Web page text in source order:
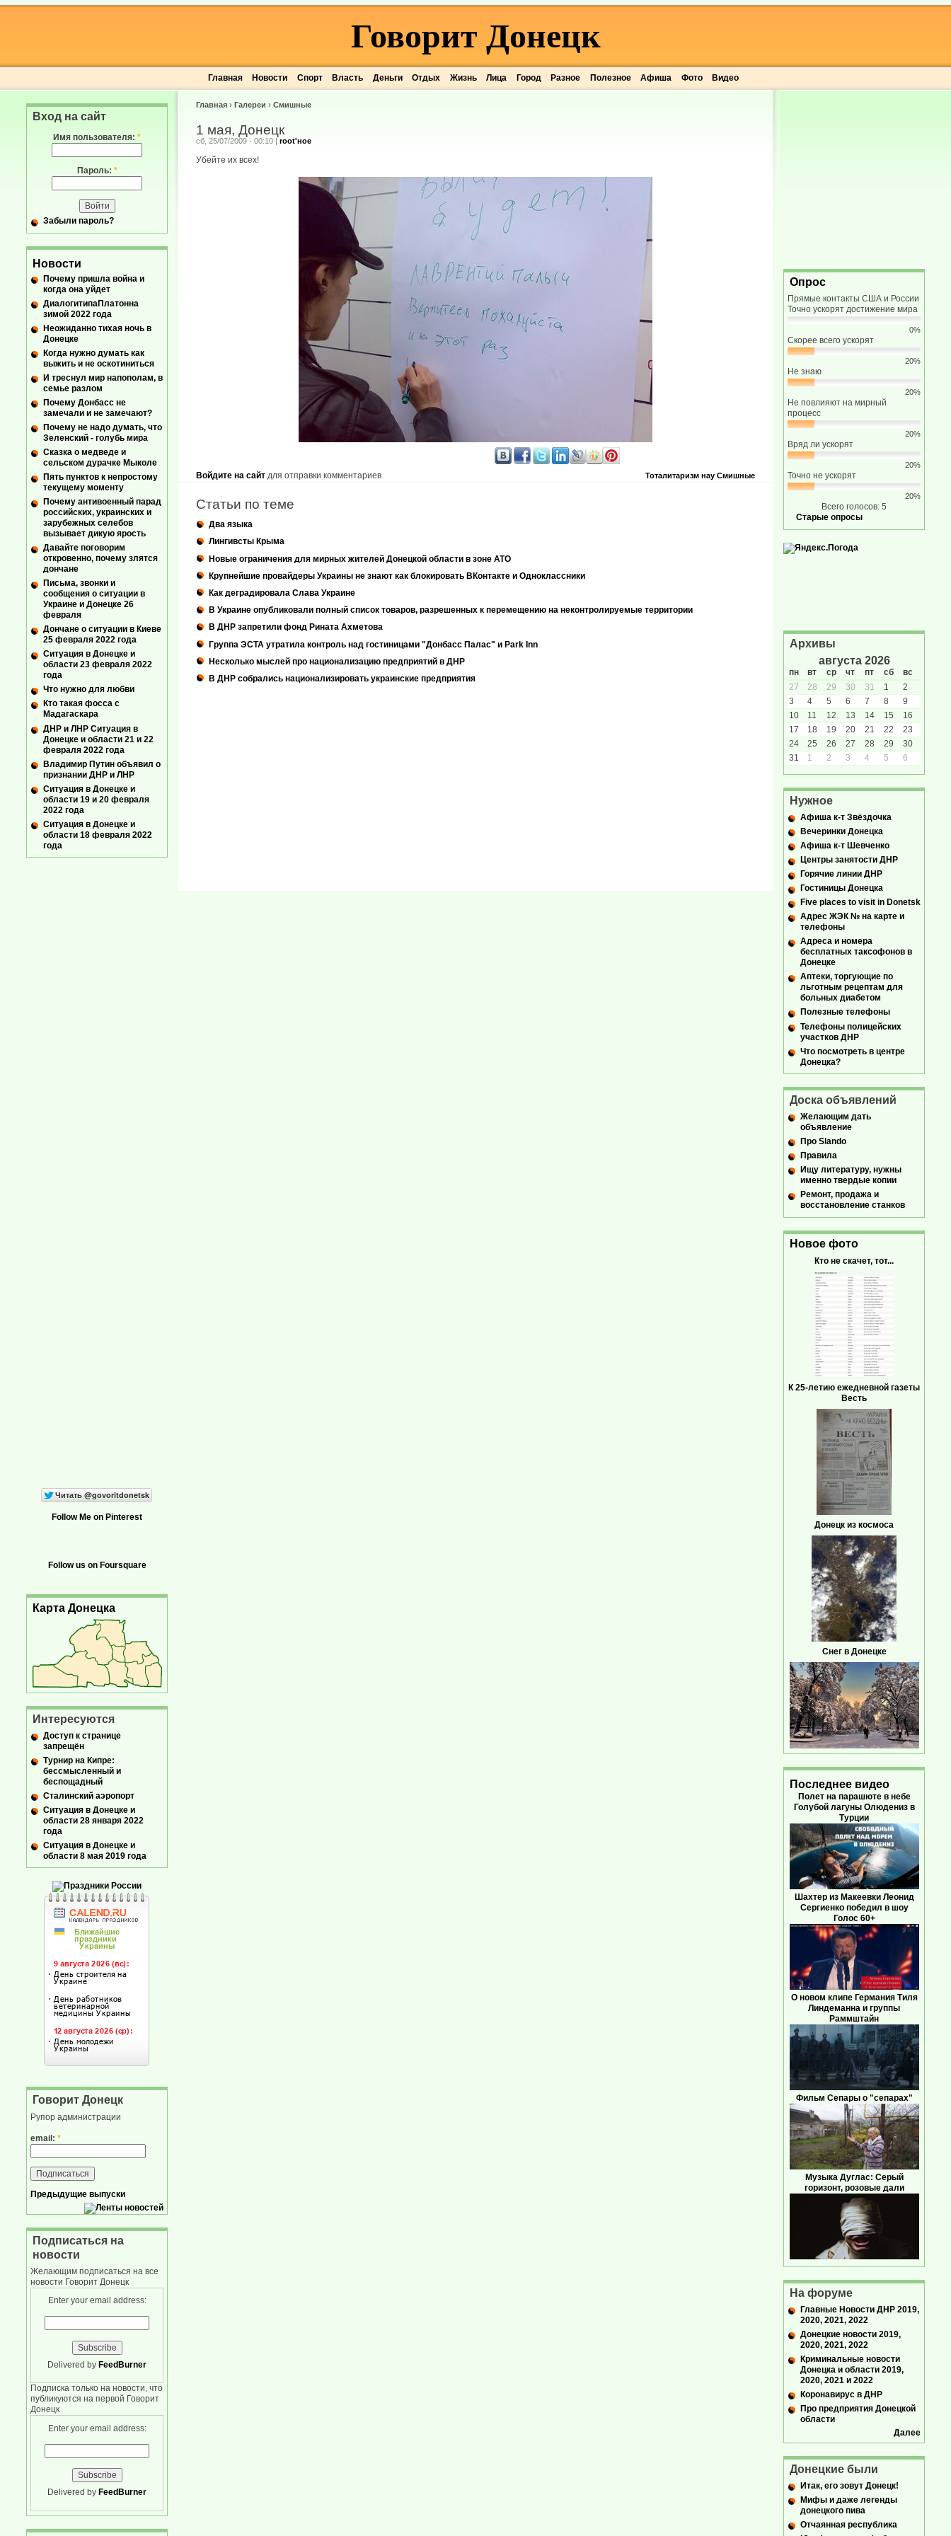
Главная Новости Спорт Власть Деньги Отдых Жизнь Лица Город Разное Полезное Афиша Фото Видео
Говорит Донецк
Главная › Галереи › Смишные
1 мая, Донецк
сб, 25/07/2009 - 00:10 | root'ное
Убейте их всех!
Тоталитаризм нау Смишные
Войдите на сайт для отправки комментариев
Статьи по теме
Два языка
Лингивсты Крыма
Новые ограничения для мирных жителей Донецкой области в зоне АТО
Крупнейшие провайдеры Украины не знают как блокировать ВКонтакте и Одноклассники
Как деградировала Слава Украине
В Украине опубликовали полный список товаров, разрешенных к перемещению на неконтролируемые территории
В ДНР запретили фонд Рината Ахметова
Группа ЭСТА утратила контроль над гостиницами "Донбасс Палас" и Park Inn
Несколько мыслей про национализацию предприятий в ДНР
В ДНР собрались национализировать украинские предприятия
Вход на сайт
Имя пользователя: *
Пароль: *
Забыли пароль?
Новости
Почему пришла война и
когда она уйдет
ДиалогитипаПлатонна
зимой 2022 года
Неожиданно тихая ночь в
Донецке
Когда нужно думать как
выжить и не оскотиниться
И треснул мир напополам, в
семье разлом
Почему Донбасс не
замечали и не замечают?
Почему не надо думать, что
Зеленский - голубь мира
Сказка о медведе и
сельском дурачке Мыколе
Пять пунктов к непростому
текущему моменту
Почему антивоенный парад
российских, украинских и
зарубежных селебов
вызывает дикую ярость
Давайте поговорим
откровенно, почему злятся
дончане
Письма, звонки и
сообщения о ситуации в
Украине и Донецке 26
февраля
Дончане о ситуации в Киеве
25 февраля 2022 года
Ситуация в Донецке и
области 23 февраля 2022
года
Что нужно для любви
Кто такая фосса с
Мадагаскара
ДНР и ЛНР Ситуация в
Донецке и области 21 и 22
февраля 2022 года
Владимир Путин объявил о
признании ДНР и ЛНР
Ситуация в Донецке и
области 19 и 20 февраля
2022 года
Ситуация в Донецке и
области 18 февраля 2022
года
Follow Me on Pinterest
Follow us on Foursquare
Карта Донецка
Интересуются
Доступ к странице
запрещён
Турнир на Кипре:
бессмысленный и
беспощадный
Сталинский аэропорт
Ситуация в Донецке и
области 28 января 2022
года
Ситуация в Донецке и
области 8 мая 2019 года
Говорит Донецк
Рупор администрации
email: *
Предыдущие выпуски
Подписаться на
новости
Желающим подписаться на все
новости Говорит Донецк
Enter your email address:
Delivered by FeedBurner
Подписка только на новости, что
публикуются на первой Говорит
Донецк
Enter your email address:
Delivered by FeedBurner
Опрос
Прямые контакты США и России
Точно ускорят достижение мира
0%
Скорее всего ускорят
20%
Не знаю
20%
Не повлияют на мирный
процесс
20%
Вряд ли ускорят
20%
Точно не ускорят
20%
Всего голосов: 5
Старые опросы
Архивы
августа 2026
пн вт ср чт пт сб
вс
27
28 29 30 31 1
2
3
4 5 6 7 8
9
10
11 12 13 14 15
16
17
18 19 20 21 22
23
24
25 26 27 28 29
30
31
1 2 3 4 5 6
Нужное
Афиша к-т Звёздочка
Вечеринки Донецка
Афиша к-т Шевченко
Центры занятости ДНР
Горячие линии ДНР
Гостиницы Донецка
Five places to visit in Donetsk
Адрес ЖЭК № на карте и
телефоны
Адреса и номера
бесплатных таксофонов в
Донецке
Аптеки, торгующие по
льготным рецептам для
больных диабетом
Полезные телефоны
Телефоны полицейских
участков ДНР
Что посмотреть в центре
Донецка?
Доска объявлений
Желающим дать
объявление
Про Slando
Правила
Ищу литературу, нужны
именно твердые копии
Ремонт, продажа и
восстановление станков
Новое фото
Кто не скачет, тот...
К 25-летию ежедневной газеты
Весть
Донецк из космоса
Снег в Донецке
Последнее видео
Полет на парашюте в небе
Голубой лагуны Олюдениз в
Турции
Шахтер из Макеевки Леонид
Сергиенко победил в шоу
Голос 60+
О новом клипе Германия Тиля
Линдеманна и группы
Раммштайн
Фильм Сепары о "сепарах"
Музыка Дуглас: Серый
горизонт, розовые дали
На форуме
Главные Новости ДНР 2019,
2020, 2021, 2022
Донецкие новости 2019,
2020, 2021, 2022
Криминальные новости
Донецка и области 2019,
2020, 2021 и 2022
Коронавирус в ДНР
Про предприятия Донецкой
области
Далее
Донецкие были
Итак, его зовут Донецк!
Мифы и даже легенды
донецкого пива
Отчаянная республика